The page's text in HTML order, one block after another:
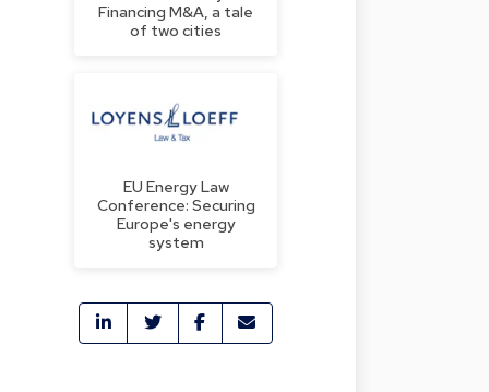
Financing M&A, a tale
of two cities
EU Energy Law
Conference: Securing
Europe's energy
system